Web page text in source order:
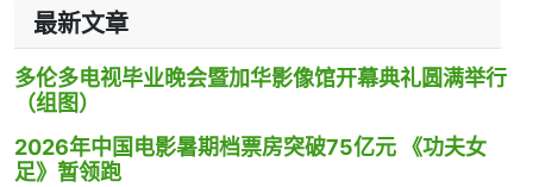
最新文章
多伦多电视毕业晚会暨加华影像馆开幕典礼圆满举行
（组图）
2026年中国电影暑期档票房突破75亿元 《功夫女
足》暂领跑